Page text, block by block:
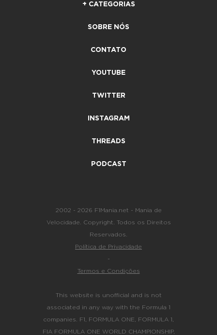
+ CATEGORIAS
SOBRE NÓS
CONTATO
YOUTUBE
TWITTER
INSTAGRAM
THREADS
PODCAST
2002 - 2026 F1Mania.net - Mania de
Velocidade. Copyright. Todos os Direitos
Reservados.
Política de Privacidade
-
Termos e Condições
This website is unofficial and is not
associated in any way with the Formula 1
companies. F1, FORMULA ONE, FORMULA 1,
FIA FORMULA ONE WORLD CHAMPIONSHIP,